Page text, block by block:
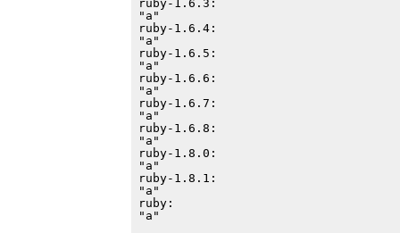
ruby-1.6.3:
"a"
ruby-1.6.4:
"a"
ruby-1.6.5:
"a"
ruby-1.6.6:
"a"
ruby-1.6.7:
"a"
ruby-1.6.8:
"a"
ruby-1.8.0:
"a"
ruby-1.8.1:
"a"
ruby:
"a"